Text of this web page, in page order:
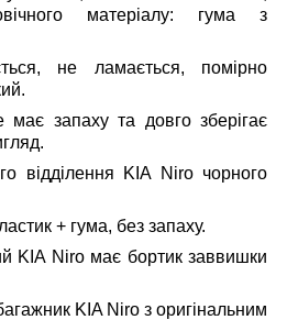
матеріалу: гума з
не ламається, помірно
має запаху та довго зберігає
відділення KIA Niro чорного
+ гума, без запаху.
KIA Niro має бортик заввишки
KIA Niro з оригінальним